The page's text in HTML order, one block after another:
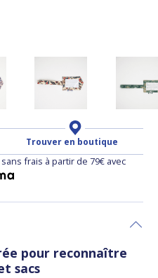
Trouver en boutique
frais à partir de 79€ avec
pour reconnaître
sacs